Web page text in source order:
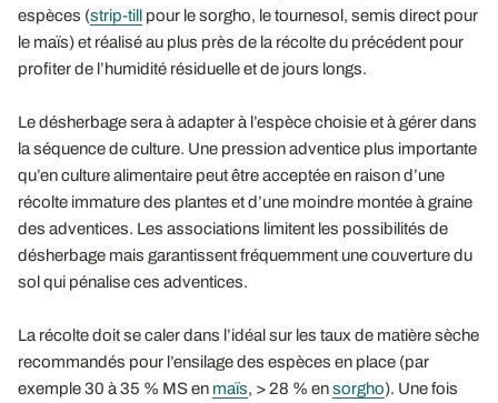
espèces (strip-till pour le sorgho, le tournesol, semis direct pour
le maïs) et réalisé au plus près de la récolte du précédent pour
profiter de l’humidité résiduelle et de jours longs.
Le désherbage sera à adapter à l’espèce choisie et à gérer dans
la séquence de culture. Une pression adventice plus importante
qu’en culture alimentaire peut être acceptée en raison d’une
récolte immature des plantes et d’une moindre montée à graine
des adventices. Les associations limitent les possibilités de
désherbage mais garantissent fréquemment une couverture du
sol qui pénalise ces adventices.
La récolte doit se caler dans l’idéal sur les taux de matière sèche
recommandés pour l’ensilage des espèces en place (par
exemple 30 à 35 % MS en maïs, > 28 % ensorgho). Une fois